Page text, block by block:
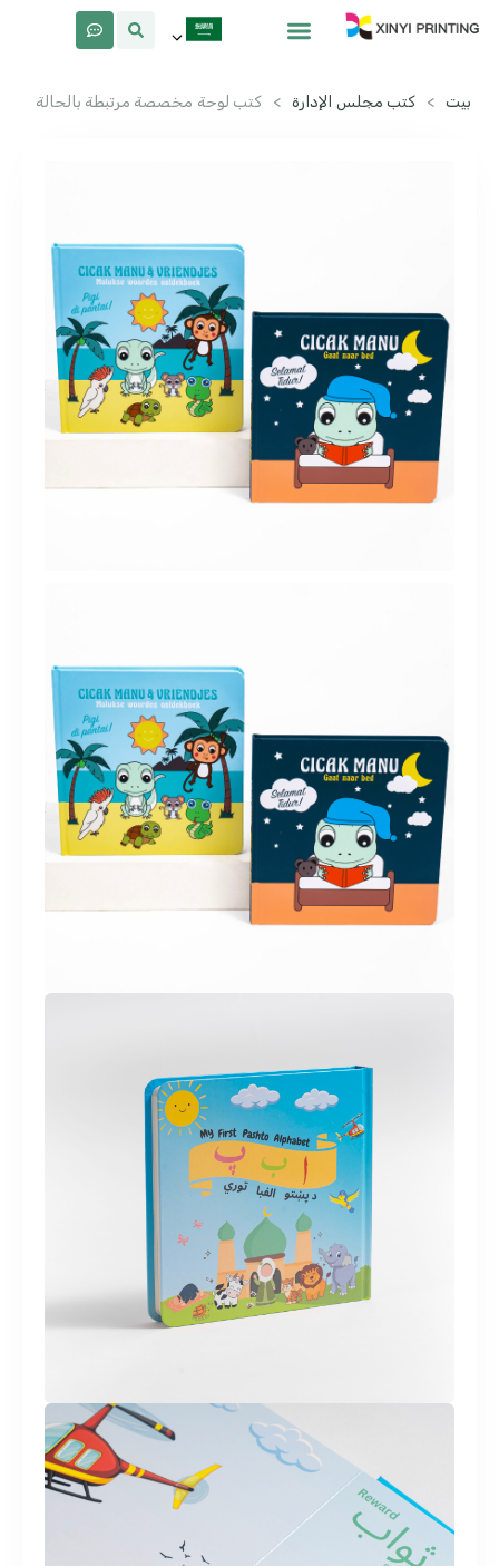
بيت > كتب مجلس الإدارة > كتب لوحة مخصصة مرتبطة بالحالة